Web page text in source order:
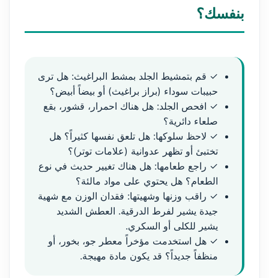
بنفسك؟
✓ قم بتمشيط الجلد بمشط البراغيث: هل ترى
حبيبات سوداء (براز براغيث) أو بيضاً أبيض؟
✓ افحص الجلد: هل هناك احمرار، قشور، بقع
صلعاء دائرية؟
✓ لاحظ سلوكها: هل تلعق نفسها كثيراً؟ هل
تختبئ أو تظهر عدوانية (علامات توتر)؟
✓ راجع طعامها: هل هناك تغيير حديث في نوع
الطعام؟ هل يحتوي على مواد مالئة؟
✓ راقب وزنها وشهيتها: فقدان الوزن مع شهية
جيدة يشير لفرط الدرقية. العطش الشديد
يشير للكلى أو السكري.
✓ هل استخدمت مؤخراً معطر جو، بخور، أو
منظفاً جديداً؟ قد يكون مادة مهيجة.